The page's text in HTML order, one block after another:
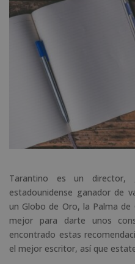
Tarantino es un director,
estadounidense ganador de
un Globo de Oro, la Palma
mejor para darte unos
encontrado estas
el mejor escritor, así que